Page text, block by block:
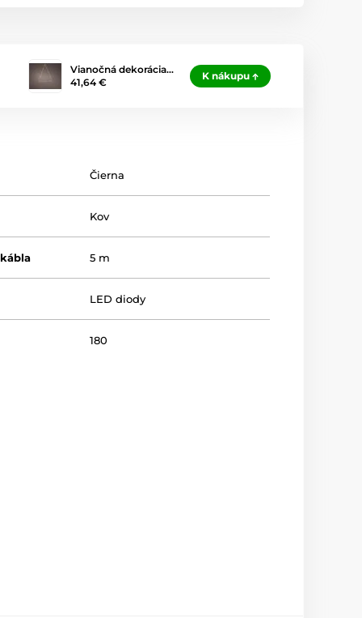
Vianočná dekorácia…
41,64 €
K nákupu
Čierna
Kov
5 m
LED diody
180